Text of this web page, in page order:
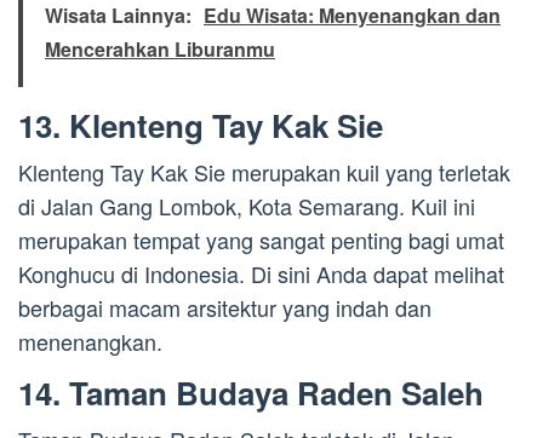
Wisata Lainnya: Edu Wisata: Menyenangkan dan
Mencerahkan Liburanmu
13. Klenteng Tay Kak Sie
Klenteng Tay Kak Sie merupakan kuil yang terletak
di Jalan Gang Lombok, Kota Semarang. Kuil ini
merupakan tempat yang sangat penting bagi umat
Konghucu di Indonesia. Di sini Anda dapat melihat
berbagai macam arsitektur yang indah dan
menenangkan.
14. Taman Budaya Raden Saleh